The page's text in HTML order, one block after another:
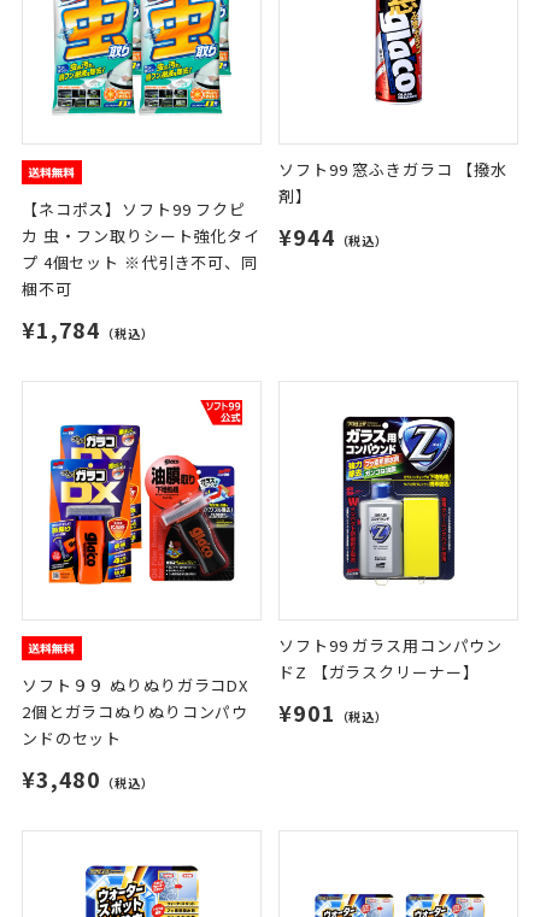
【ネコポス】ソフト99 フクピ
カ 虫・フン取りシート強化タイ
プ 4個セット ※代引き不可、同
梱不可
¥1,784 （税込）
ソフト99 窓ふきガラコ 【撥水
剤】
¥944 （税込）
ソフト９９ ぬりぬりガラコDX
2個とガラコぬりぬりコンパウ
ンドのセット
¥3,480 （税込）
ソフト99 ガラス用コンパウン
ドZ 【ガラスクリーナー】
¥901 （税込）